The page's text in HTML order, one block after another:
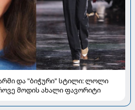
და "ბიჭური" სტილი: ლოლი
მოდის ახალი ფავორიტი